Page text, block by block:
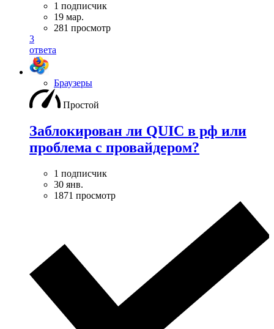
1 подписчик
19 мар.
281 просмотр
3
ответа
Браузеры
Простой
Заблокирован ли QUIC в рф или
проблема с провайдером?
1 подписчик
30 янв.
1871 просмотр